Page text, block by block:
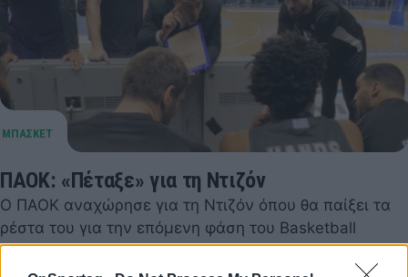
ΠΑΟΚ: «Πέταξε» για τη Ντιζόν
Ο ΠΑΟΚ αναχώρησε για τη Ντιζόν όπου θα παίξει τα
ρέστα του για την επόμενη φάση του Basketball
Champions League